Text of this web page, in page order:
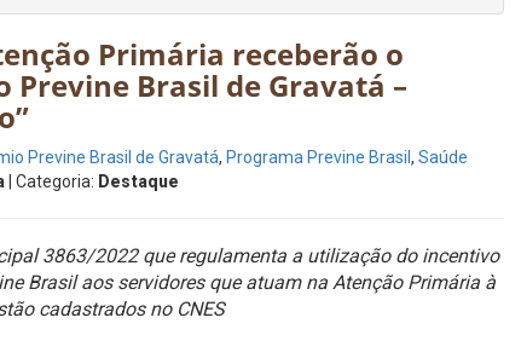
Primária receberão o
Brasil de Gravatá –
Previne Brasil de Gravatá, Programa Previne Brasil , Saúde
| Categoria: Destaque
3863/2022 que regulamenta a utilização do incentivo
Brasil aos servidores que atuam na Atenção Primária à
cadastrados no CNES